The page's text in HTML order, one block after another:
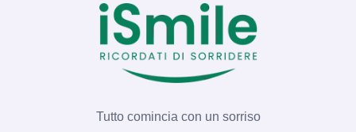
Tutto comincia con un sorriso